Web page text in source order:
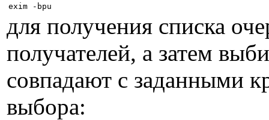
для получения списка
получателей, а затем
совпадают с заданными
выбора: